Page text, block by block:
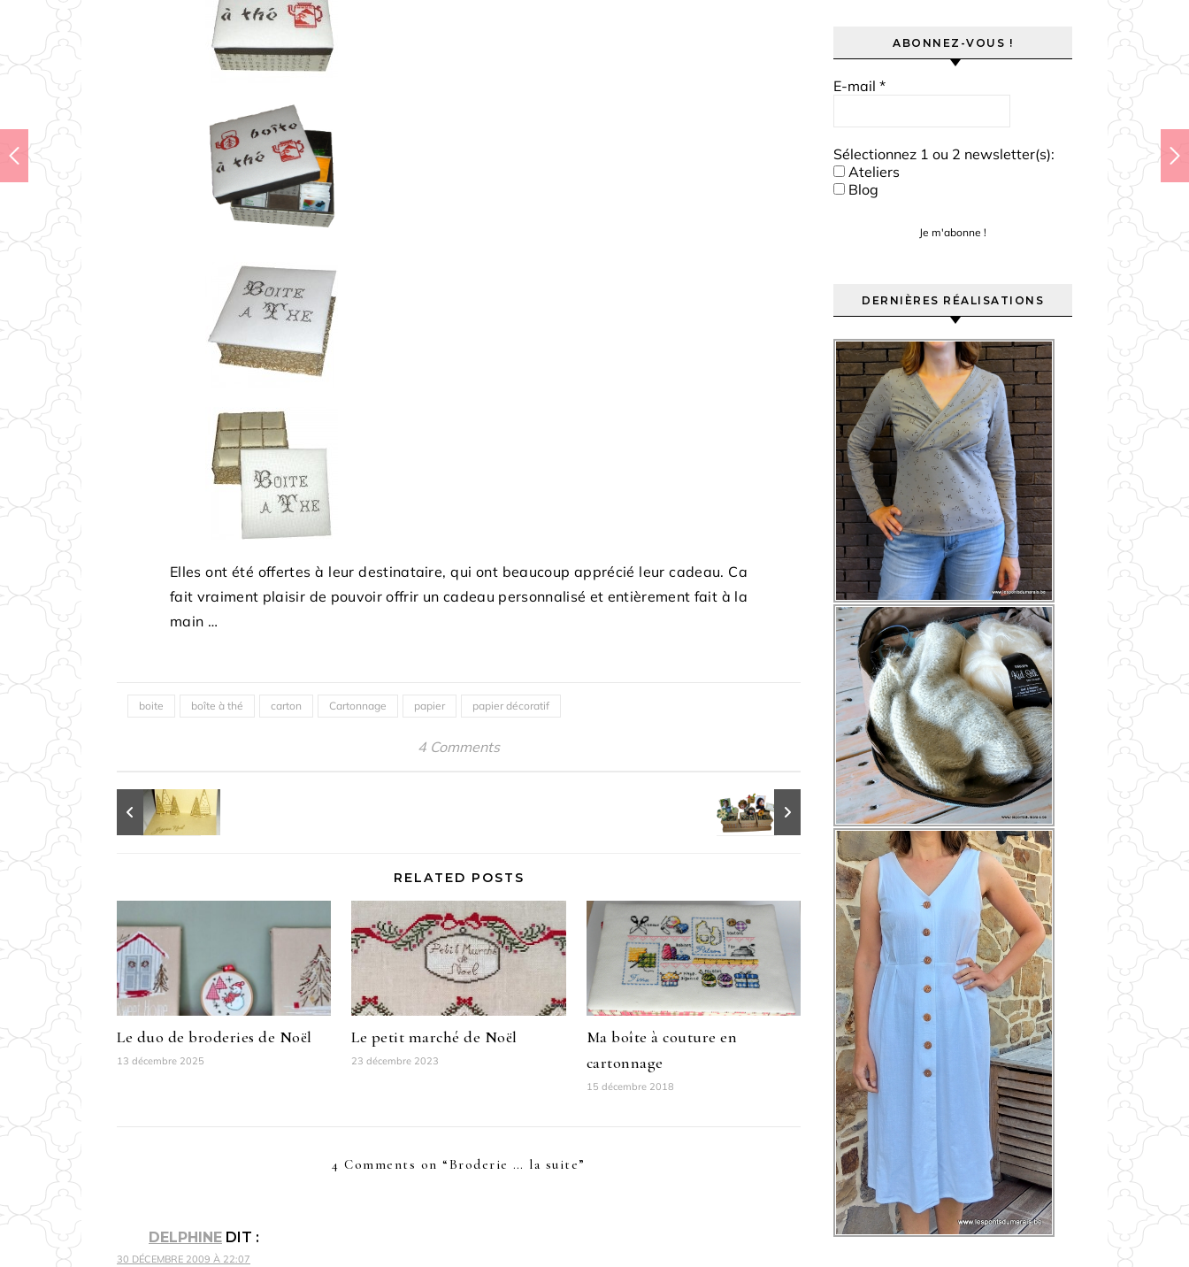
Elles ont été offertes à leur destinataire, qui ont beaucoup apprécié leur cadeau. Ca
fait vraiment plaisir de pouvoir offrir un cadeau personnalisé et entièrement fait à la
main …
boite boîte à thé carton Cartonnage papier papier décoratif
4 Comments
RELATED POSTS
Le duo de broderies de Noël
13 décembre 2025
Le petit marché de Noël
23 décembre 2023
Ma boîte à couture en
cartonnage
15 décembre 2018
4 Comments on “Broderie … la suite”
DELPHINE DIT :
30 DÉCEMBRE 2009 À 22:07
ABONNEZ-VOUS !
E-mail *
Sélectionnez 1 ou 2 newsletter(s):
Ateliers
Blog
DERNIÈRES RÉALISATIONS